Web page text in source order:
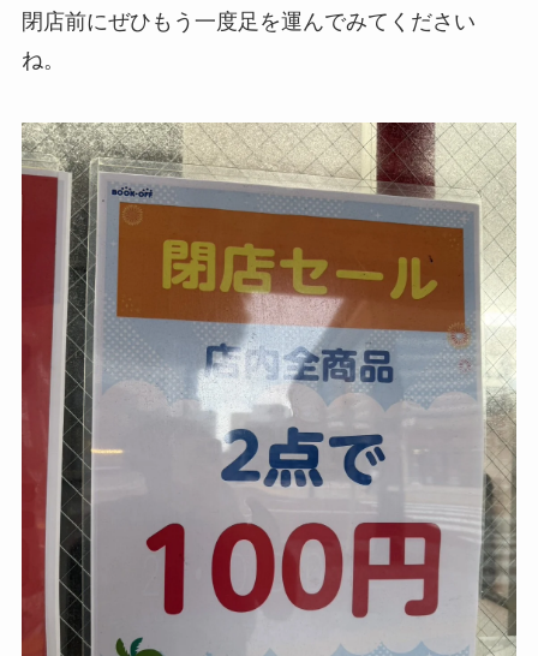
閉店前にぜひもう一度足を運んでみてください
ね。